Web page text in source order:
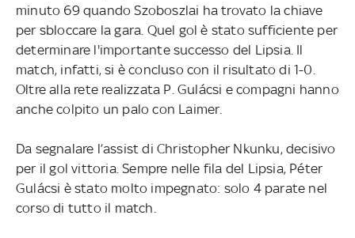
minuto 69 quando Szoboszlai ha trovato la chiave
per sbloccare la gara. Quel gol è stato sufficiente per
determinare l'importante successo del Lipsia. Il
match, infatti, si è concluso con il risultato di 1-0.
Oltre alla rete realizzata P. Gulácsi e compagni hanno
anche colpito un palo con Laimer.
Da segnalare l’assist di Christopher Nkunku, decisivo
per il gol vittoria. Sempre nelle fila del Lipsia, Péter
Gulácsi è stato molto impegnato: solo 4 parate nel
corso di tutto il match.